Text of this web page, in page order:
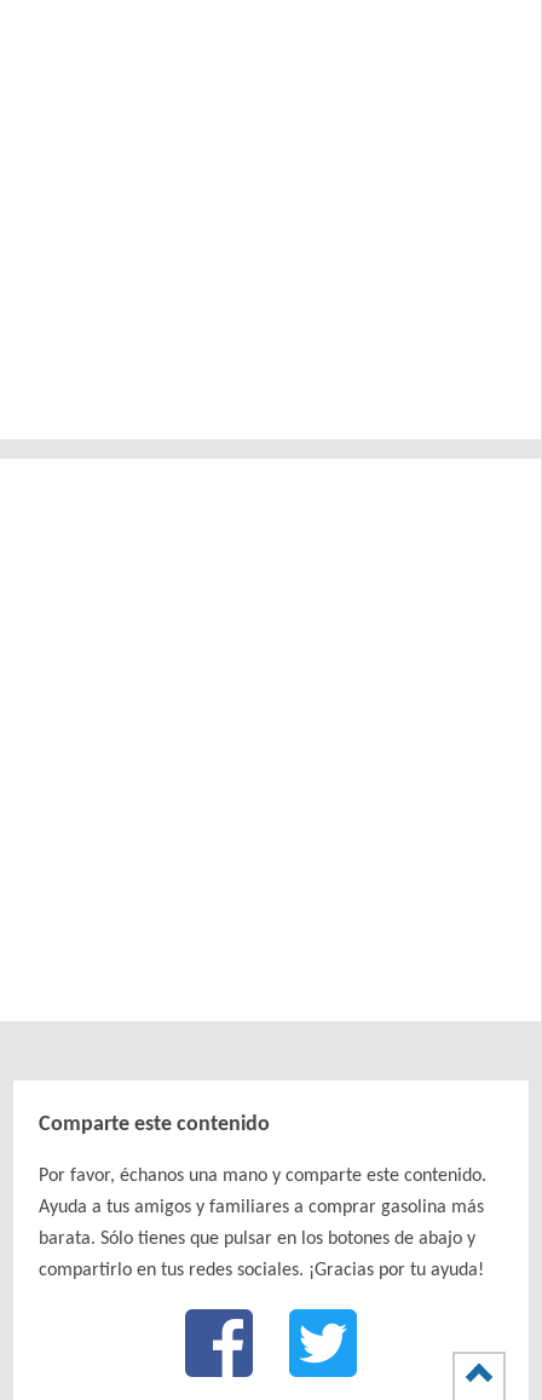
Comparte este contenido
Por favor, échanos una mano y comparte este contenido.
Ayuda a tus amigos y familiares a comprar gasolina más
barata. Sólo tienes que pulsar en los botones de abajo y
compartirlo en tus redes sociales. ¡Gracias por tu ayuda!